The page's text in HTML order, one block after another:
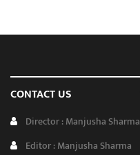
CONTACT US
Director : Manjusha Sharma
Editor : Manjusha Sharma